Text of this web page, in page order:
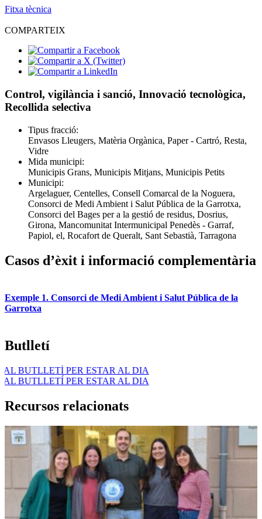
Fitxa tècnica
COMPARTEIX
Control, vigilància i sanció, Innovació tecnològica,
Recollida selectiva
Tipus fracció:
Envasos Lleugers, Matèria Orgànica, Paper - Cartró, Resta,
Vidre
Mida municipi:
Municipis Grans, Municipis Mitjans, Municipis Petits
Municipi:
Argelaguer, Centelles, Consell Comarcal de la Noguera,
Consorci de Medi Ambient i Salut Pública de la Garrotxa,
Consorci del Bages per a la gestió de residus, Dosrius,
Girona, Mancomunitat Intermunicipal Penedès - Garraf,
Papiol, el, Rocafort de Queralt, Sant Sebastià, Tarragona
Casos d’èxit i informació complementària
Exemple 1. Consorci de Medi Ambient i Salut Pública de la
Garrotxa
Butlletí
PER ESTAR AL DIA
PER ESTAR AL DIA
Recursos relacionats